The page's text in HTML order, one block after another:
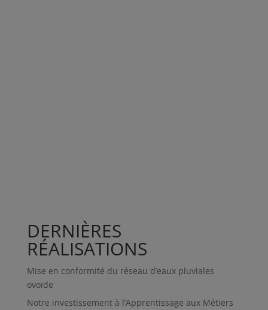
DERNIÈRES
RÉALISATIONS
Mise en conformité du réseau d’eaux pluviales
ovoïde
Notre investissement à l’Apprentissage aux Métiers